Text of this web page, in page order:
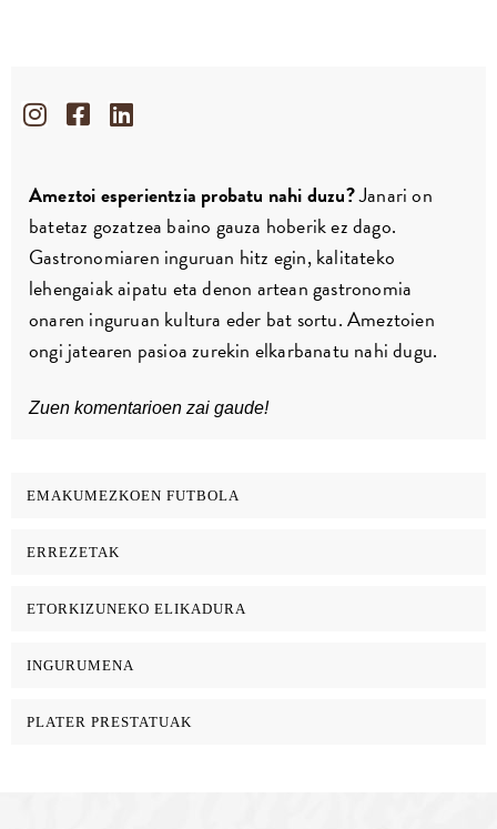
Ameztoi esperientzia probatu nahi duzu?Janari on
batetaz gozatzea baino gauza hoberik ez dago.
Gastronomiaren inguruan hitz egin, kalitateko
lehengaiak aipatu eta denon artean gastronomia
onaren inguruan kultura eder bat sortu. Ameztoien
ongi jatearen pasioa zurekin elkarbanatu nahi dugu.
Zuen komentarioen zai gaude!
EMAKUMEZKOEN FUTBOLA
ERREZETAK
ETORKIZUNEKO ELIKADURA
INGURUMENA
PLATER PRESTATUAK